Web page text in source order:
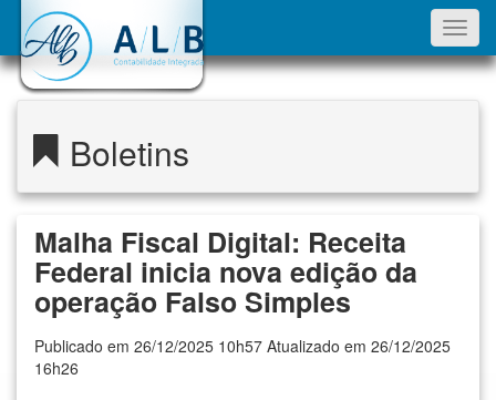
Boletins
Malha Fiscal Digital: Receita
Federal inicia nova edição da
operação Falso Simples
Publicado em 26/12/2025 10h57 Atualizado em 26/12/2025
16h26